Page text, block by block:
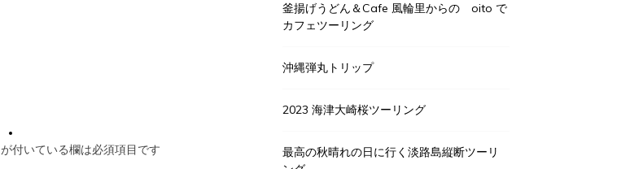
が付いている欄は必須項目です
釜揚げうどん＆Cafe 風輪里からの oito で
カフェツーリング
沖縄弾丸トリップ
2023 海津大崎桜ツーリング
最高の秋晴れの日に行く淡路島縦断ツーリ